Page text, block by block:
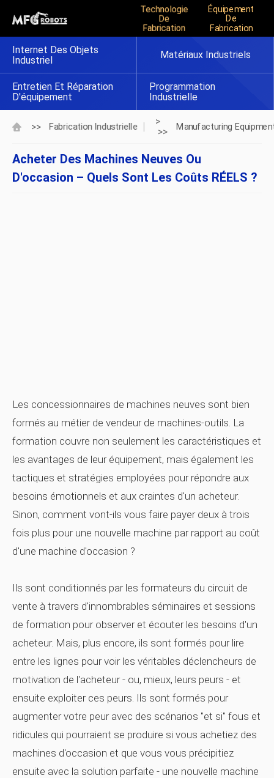
Technologie
De
Fabrication
Équipement
De
Fabrication
Internet Des Objets
Industriel
Matériaux Industriels
Entretien Et Réparation
D'équipement
Programmation
Industrielle
>> Fabrication Industrielle
>
>>
Manufacturing
Acheter Des Machines Neuves Ou
D'occasion – Quels Sont Les Coûts RÉELS ?
Les concessionnaires de machines neuves sont bien
formés au métier de vendeur de machines-outils. La
formation couvre non seulement les caractéristiques et
les avantages de leur équipement, mais également les
tactiques et stratégies employées pour répondre aux
besoins émotionnels et aux craintes d'un acheteur.
Sinon, comment vont-ils vous faire payer deux à trois
fois plus pour une nouvelle machine par rapport au coût
d'une machine d'occasion ?
Ils sont conditionnés par les formateurs du circuit de
vente à travers d'innombrables séminaires et sessions
de formation pour observer et écouter les besoins d'un
acheteur. Mais, plus encore, ils sont formés pour lire
entre les lignes pour voir les véritables déclencheurs de
motivation de l'acheteur - ou, mieux, leurs peurs - et
ensuite exploiter ces peurs. Ils sont formés pour
augmenter votre peur avec des scénarios "et si" fous et
ridicules qui pourraient se produire si vous achetiez des
machines d'occasion et que vous vous précipitiez
ensuite avec la solution parfaite - une nouvelle machine